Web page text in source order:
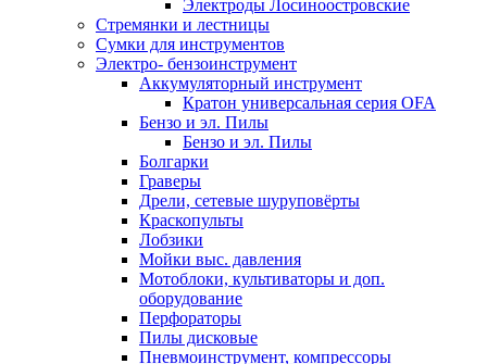
Электроды Лосиноостровские
Стремянки и лестницы
Сумки для инструментов
Электро- бензоинструмент
Аккумуляторный инструмент
Кратон универсальная серия OFA
Бензо и эл. Пилы
Бензо и эл. Пилы
Болгарки
Граверы
Дрели, сетевые шуруповёрты
Краскопульты
Лобзики
Мойки выс. давления
Мотоблоки, культиваторы и доп.
оборудование
Перфораторы
Пилы дисковые
Пневмоинструмент, компрессоры